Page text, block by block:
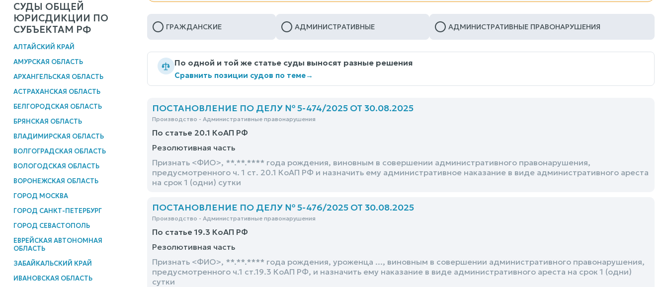
СУДЫ ОБЩЕЙ
ЮРИСДИКЦИИ ПО
СУБЪЕКТАМ РФ
АЛТАЙСКИЙ КРАЙ
АМУРСКАЯ ОБЛАСТЬ
АРХАНГЕЛЬСКАЯ ОБЛАСТЬ
АСТРАХАНСКАЯ ОБЛАСТЬ
БЕЛГОРОДСКАЯ ОБЛАСТЬ
БРЯНСКАЯ ОБЛАСТЬ
ВЛАДИМИРСКАЯ ОБЛАСТЬ
ВОЛГОГРАДСКАЯ ОБЛАСТЬ
ВОЛОГОДСКАЯ ОБЛАСТЬ
ВОРОНЕЖСКАЯ ОБЛАСТЬ
ГОРОД МОСКВА
ГОРОД САНКТ-ПЕТЕРБУРГ
ГОРОД СЕВАСТОПОЛЬ
ЕВРЕЙСКАЯ АВТОНОМНАЯ
ОБЛАСТЬ
ЗАБАЙКАЛЬСКИЙ КРАЙ
ИВАНОВСКАЯ ОБЛАСТЬ
ГРАЖДАНСКИЕ АДМИНИСТРАТИВНЫЕ АДМИНИСТРАТИВНЫЕ ПРАВОНАРУШЕНИЯ
По одной и той же статье суды выносят разные решения
Сравнить позиции судов по теме→
ПОСТАНОВЛЕНИЕ ПО ДЕЛУ № 5-474/2025 ОТ 30.08.2025
Производство - Административные правонарушения
По статье 20.1 КоАП РФ
Резолютивная часть
Признать <ФИО>, **.**.**** года рождения, виновным в совершении административного правонарушения,
предусмотренного ч. 1 ст. 20.1 КоАП РФ и назначить ему административное наказание в виде административного ареста
на срок 1 (одни) сутки
ПОСТАНОВЛЕНИЕ ПО ДЕЛУ № 5-476/2025 ОТ 30.08.2025
Производство - Административные правонарушения
По статье 19.3 КоАП РФ
Резолютивная часть
Признать <ФИО>, **.**.**** года рождения, уроженца ..., виновным в совершении административного правонарушения,
предусмотренного ч.1 ст.19.3 КоАП РФ, и назначить ему наказание в виде административного ареста на срок 1 (одни)
сутки